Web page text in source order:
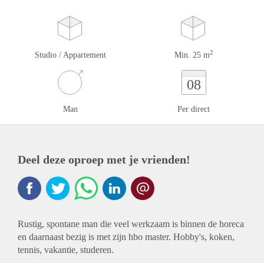
Studio / Appartement Min. 25 m2
Man
08
Per direct
Deel deze oproep met je vrienden!
Rustig, spontane man die veel werkzaam is binnen de horeca
en daarnaast bezig is met zijn hbo master. Hobby's, koken,
tennis, vakantie, studeren.